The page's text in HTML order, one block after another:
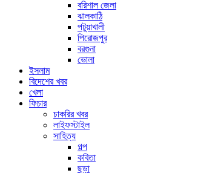
বরিশাল জেলা
ঝালকাঠি
পটুয়াখালী
পিরোজপুর
বরগুনা
ভোলা
ইসলাম
বিদেশের খবর
খেলা
ফিচার
চাকরির খবর
লাইফস্টাইল
সাহিত্য
গল্প
কবিতা
ছড়া